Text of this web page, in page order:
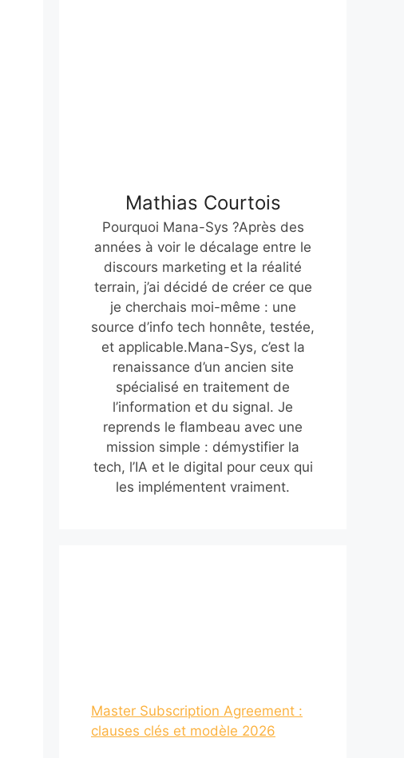
Mathias Courtois
Pourquoi Mana-Sys ?Après des
années à voir le décalage entre le
discours marketing et la réalité
terrain, j’ai décidé de créer ce que
je cherchais moi-même : une
source d’info tech honnête, testée,
et applicable.Mana-Sys, c’est la
renaissance d’un ancien site
spécialisé en traitement de
l’information et du signal. Je
reprends le flambeau avec une
mission simple : démystifier la
tech, l’IA et le digital pour ceux qui
les implémentent vraiment.
Master Subscription Agreement :
clauses clés et modèle 2026